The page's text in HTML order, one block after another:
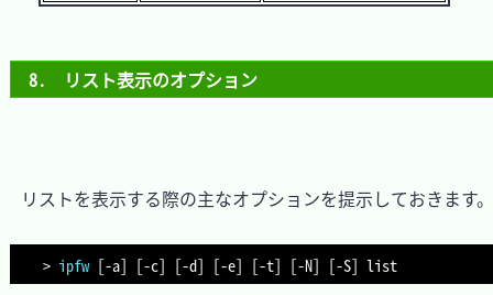
8.　リスト表示のオプション
リストを表示する際の主なオプションを提示しておきます。
> ipfw [-a] [-c] [-d] [-e] [-t] [-N] [-S]